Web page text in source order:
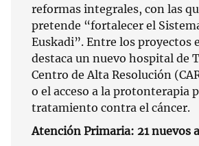
reformas integrales, con las
pretende “fortalecer el
Euskadi”. Entre los proyectos
destaca un nuevo hospital de
Centro de Alta Resolución
o el acceso a la protonterapia
tratamiento contra el cáncer.
Atención Primaria: 21 nuevos